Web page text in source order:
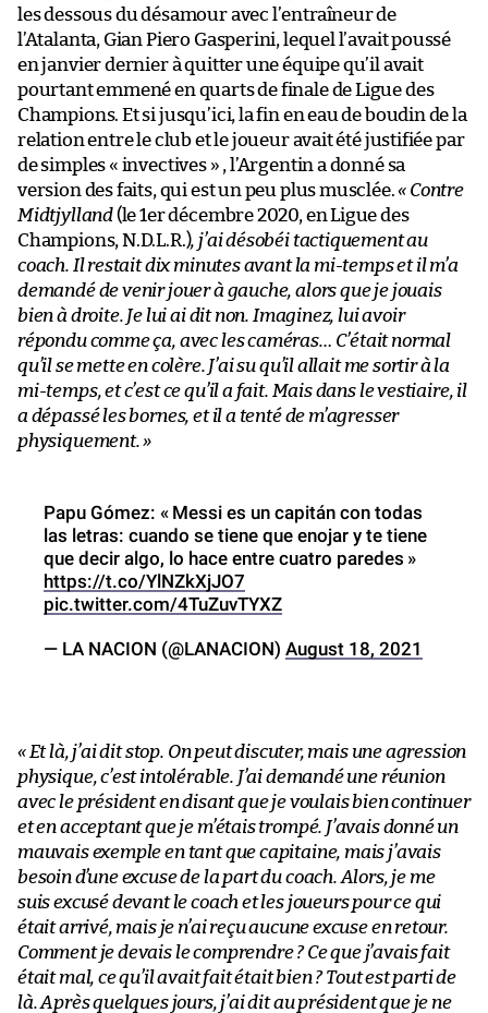
les dessous du désamour avec l’entraîneur de
l’Atalanta, Gian Piero Gasperini, lequel l’avait poussé
en janvier dernier à quitter une équipe qu’il avait
pourtant emmené en quarts de finale de Ligue des
Champions. Et si jusqu’ici, la fin en eau de boudin de la
relation entre le club et le joueur avait été justifiée par
de simples « invectives » , l’Argentin a donné sa
version des faits, qui est un peu plus musclée.« Contre
Midtjylland(le 1er décembre 2020, en Ligue des
Champions, N.D.L.R.), j’ai désobéi tactiquement au
coach. Il restait dix minutes avant la mi-temps et il m’a
demandé de venir jouer à gauche, alors que je jouais
bien à droite. Je lui ai dit non. Imaginez, lui avoir
répondu comme ça, avec les caméras… C’était normal
qu’il se mette en colère. J’ai su qu’il allait me sortir à la
mi-temps, et c’est ce qu’il a fait. Mais dans le vestiaire, il
a dépassé les bornes, et il a tenté de m’agresser
physiquement. »
Papu Gómez: « Messi es un capitán con todas
las letras: cuando se tiene que enojar y te tiene
que decir algo, lo hace entre cuatro paredes »
https://t.co/YlNZkXjJO7
pic.twitter.com/4TuZuvTYXZ
— LA NACION (@LANACION) August 18, 2021
« Et là, j’ai dit stop. On peut discuter, mais une agression
physique, c’est intolérable. J’ai demandé une réunion
avec le président en disant que je voulais bien continuer
et en acceptant que je m’étais trompé. J’avais donné un
mauvais exemple en tant que capitaine, mais j’avais
besoin d’une excuse de la part du coach. Alors, je me
suis excusé devant le coach et les joueurs pour ce qui
était arrivé, mais je n’ai reçu aucune excuse en retour.
Comment je devais le comprendre ? Ce que j’avais fait
était mal, ce qu’il avait fait était bien ? Tout est parti de
là. Après quelques jours, j’ai dit au président que je ne